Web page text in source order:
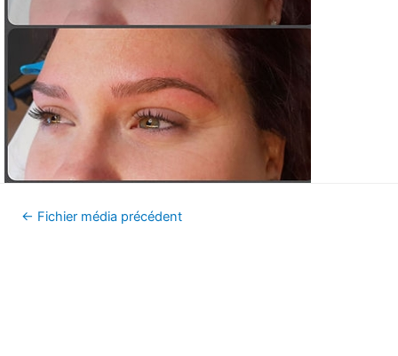
← Fichier média précédent